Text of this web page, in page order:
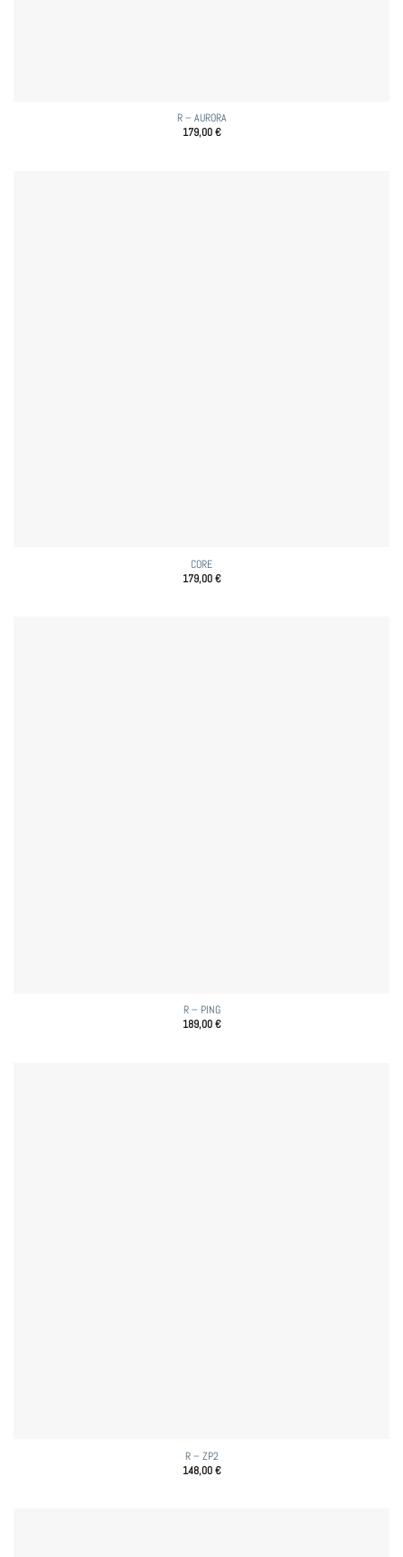
R – AURORA
179,00€
CORE
179,00€
R – PING
189,00€
R – ZP2
148,00€